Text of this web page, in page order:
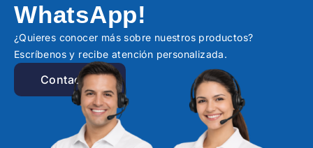
WhatsApp!
¿Quieres conocer más sobre nuestros productos?
Escríbenos y recibe atención personalizada.
Contactar!